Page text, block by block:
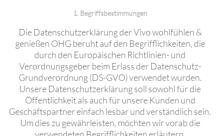
1. Begriffsbestimmungen
Die Datenschutzerklärung der Vivo wohlfühlen &
genießen OHG beruht auf den Begrifflichkeiten, die
durch den Europäischen Richtlinien- und
Verordnungsgeber beim Erlass der Datenschutz-
Grundverordnung (DS-GVO) verwendet wurden.
Unsere Datenschutzerklärung soll sowohl für die
Öffentlichkeit als auch für unsere Kunden und
Geschäftspartner einfach lesbar und verständlich sein.
Um dies zu gewährleisten, möchten wir vorab die